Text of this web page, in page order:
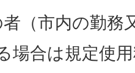
者（市内の勤
場合は規定使